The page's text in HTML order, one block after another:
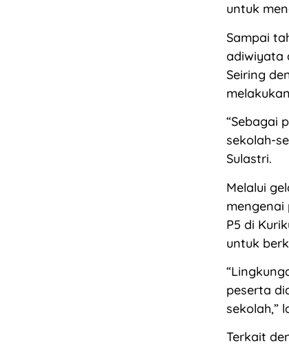
untuk
Sampai
adiwiyata
Seiring
“Sebagai
sekolah-
Sulastri.
Melalui
mengenai
P5 di
untuk
peserta
sekolah,”
Terkait